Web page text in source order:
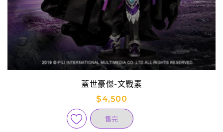
蓋世豪傑-文戰素
$4,500
售完